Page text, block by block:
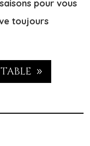
pour vous
toujours